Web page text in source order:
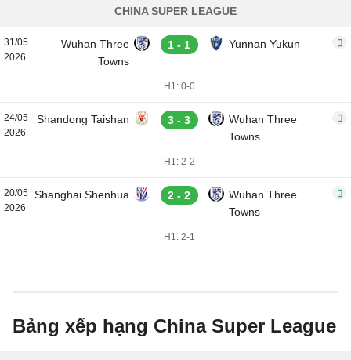
CHINA SUPER LEAGUE
31/05
2026
Wuhan Three
Towns
1 - 1 Yunnan Yukun
H1: 0-0
24/05
2026
Shandong Taishan 3 - 3
Wuhan Three
Towns
H1: 2-2
20/05
2026
Shanghai Shenhua 2 - 2
Wuhan Three
Towns
H1: 2-1
Bảng xếp hạng China Super League